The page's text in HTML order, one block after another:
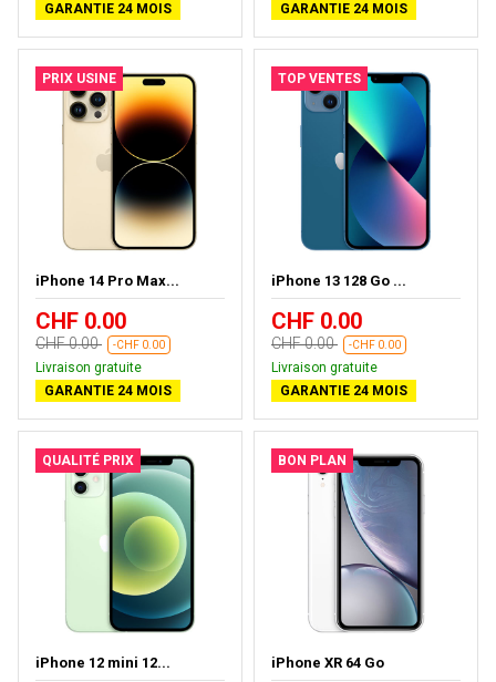
GARANTIE 24 MOIS GARANTIE 24 MOIS
PRIX USINE
iPhone 14 Pro Max...
CHF 0.00
CHF 0.00 -CHF 0.00
Livraison gratuite
GARANTIE 24 MOIS
TOP VENTES
iPhone 13 128 Go ...
CHF 0.00
CHF 0.00 -CHF 0.00
Livraison gratuite
GARANTIE 24 MOIS
QUALITÉ PRIX
iPhone 12 mini 12...
BON PLAN
iPhone XR 64 Go